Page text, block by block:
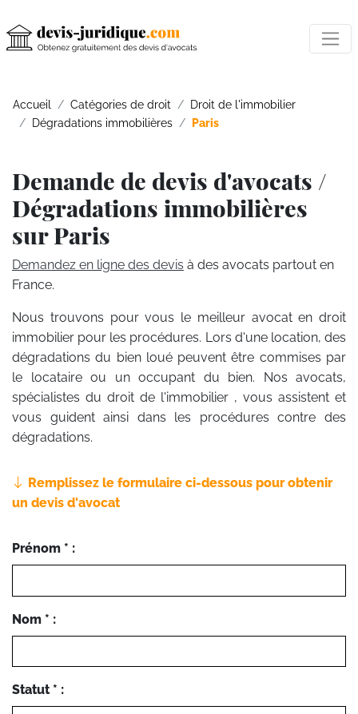
Accueil Catégories de droit
Droit de l'immobilier
Dégradations immobilières
Paris
Demande de devis d'avocats /
Dégradations immobilières
sur Paris
Demandez en ligne des devis à des avocats partout en
France.
Nous trouvons pour vous le meilleur avocat en droit
immobilier pour les procédures. Lors d'une location, des
dégradations du bien loué peuvent être commises par
le locataire ou un occupant du bien. Nos avocats,
spécialistes du droit de l'immobilier , vous assistent et
vous guident ainsi dans les procédures contre des
dégradations.
Remplissez le formulaire ci-dessous pour obtenir
un devis d'avocat
Prénom * :
Nom * :
Statut * :